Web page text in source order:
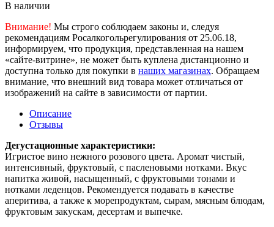
В наличии
Внимание! Мы строго соблюдаем законы и, следуя
рекомендациям Росалкогольрегулирования от 25.06.18,
информируем, что продукция, представленная на нашем
«сайте-витрине», не может быть куплена дистанционно и
доступна только для покупки в наших магазинах. Обращаем
внимание, что внешний вид товара может отличаться от
изображений на сайте в зависимости от партии.
Описание
Отзывы
Дегустационные характеристики:
Игристое вино нежного розового цвета. Аромат чистый,
интенсивный, фруктовый, с пасленовыми нотками. Вкус
напитка живой, насыщенный, с фруктовыми тонами и
нотками леденцов. Рекомендуется подавать в качестве
аперитива, а также к морепродуктам, сырам, мясным блюдам,
фруктовым закускам, десертам и выпечке.